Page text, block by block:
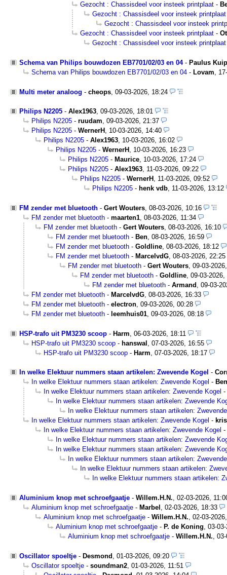
Gezocht : Chassisdeel voor insteek printplaat -
Gezocht : Chassisdeel voor insteek printplaat
Gezocht : Chassisdeel voor insteek
Gezocht : Chassisdeel voor insteek printplaat -
Gezocht : Chassisdeel voor insteek printplaat
Schema van Philips bouwdozen EB7701/02/03 en 04- Paulus
Schema van Philips bouwdozen EB7701/02/03 en 04 - Lovam
Multi meter analoog - cheops 09-03-2026, 18:24
Philips N2205 - Alex1963, 09-03-2026, 18:01
Philips N2205 - ruudam, 09-03-2026, 21:37
Philips N2205 - WernerH , 10-03-2026, 14:40
Philips N2205 - Alex1963, 10-03-2026, 16:02
Philips N2205 - WernerH , 10-03-2026, 16:23
Philips N2205 - Maurice, 10-03-2026, 17:24
Philips N2205 - Alex1963, 11-03-2026, 09:22
Philips N2205 - WernerH , 11-03-2026, 09:52
Philips N2205 - henk vdb, 11-03-2026, 13:12
FM zender met bluetooth - Gert Wouters 08-03-2026, 10:16
FM zender met bluetooth - maarten1 08-03-2026, 11:34
FM zender met bluetooth - Gert Wouters 08-03-2026, 16:10
FM zender met bluetooth - Ben 08-03-2026, 16:59
FM zender met bluetooth - Goldline 08-03-2026, 18:12
FM zender met bluetooth - MarcelvdG 08-03-2026, 22:25
FM zender met bluetooth - Gert Wouters 09-03-
FM zender met bluetooth - Goldline 09-03-2026,
FM zender met bluetooth - Armand
09-03-
FM zender met bluetooth - MarcelvdG 08-03-2026, 16:33
FM zender met bluetooth - electron 09-03-2026, 00:28
FM zender met bluetooth - leemhuis01 09-03-2026, 08:18
HSP-trafo uit PM3230 scoop - Harm 06-03-2026, 18:11
HSP-trafo uit PM3230 scoop - hanswal 07-03-2026, 16:55
HSP-trafo uit PM3230 scoop - Harm 07-03-2026, 18:17
In welke Elektuur nummers staan artikelen: Zwevende Kogel -
In welke Elektuur nummers staan artikelen: Zwevende Kogel -
In welke Elektuur nummers staan artikelen: Zwevende Kogel -
In welke Elektuur nummers staan artikelen: Zwevende
In welke Elektuur nummers staan artikelen:
In welke Elektuur nummers staan artikelen: Zwevende Kogel - kris
In welke Elektuur nummers staan artikelen: Zwevende Kogel -
In welke Elektuur nummers staan artikelen: Zwevende
In welke Elektuur nummers staan artikelen: Zwevende
In welke Elektuur nummers staan artikelen:
In welke Elektuur nummers staan artikelen:
In welke Elektuur nummers staan artikelen:
Aluminium knop met schroefgaatje - Willem.H.N. 02-03-2026,
Aluminium knop met schroefgaatje - Marbel
02-03-2026, 18:33
Aluminium knop met schroefgaatje - Willem.H.N. 02-03-
Aluminium knop met schroefgaatje - P. de Koning 03-
Aluminium knop met schroefgaatje - Willem.H.N.
Oscillator spoeltje - Desmond 01-03-2026, 09:20
Oscillator spoeltje - soundman2 01-03-2026, 11:51